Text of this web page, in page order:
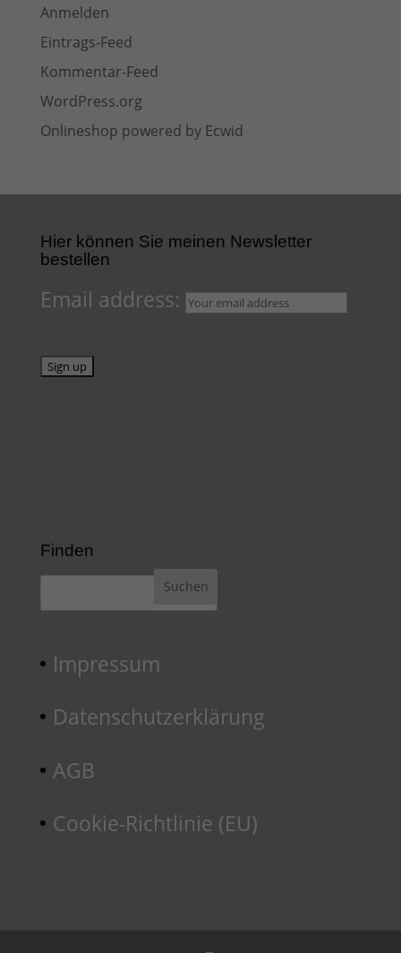
Anmelden
Eintrags-Feed
Kommentar-Feed
WordPress.org
Onlineshop powered by Ecwid
Hier können Sie meinen Newsletter
bestellen
Email address:
Finden
Impressum
Datenschutzerklärung
AGB
Cookie-Richtlinie (EU)